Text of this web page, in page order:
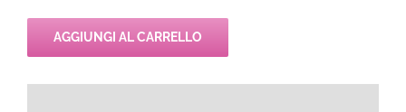
AGGIUNGI AL CARRELLO